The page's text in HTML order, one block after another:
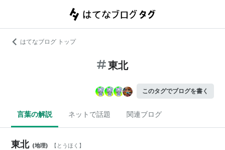
はてなブログ トップ
東北
このタグでブログを書く
言葉の解説 ネットで話題 関連ブログ
東北 (地理) 【 とうほく 】